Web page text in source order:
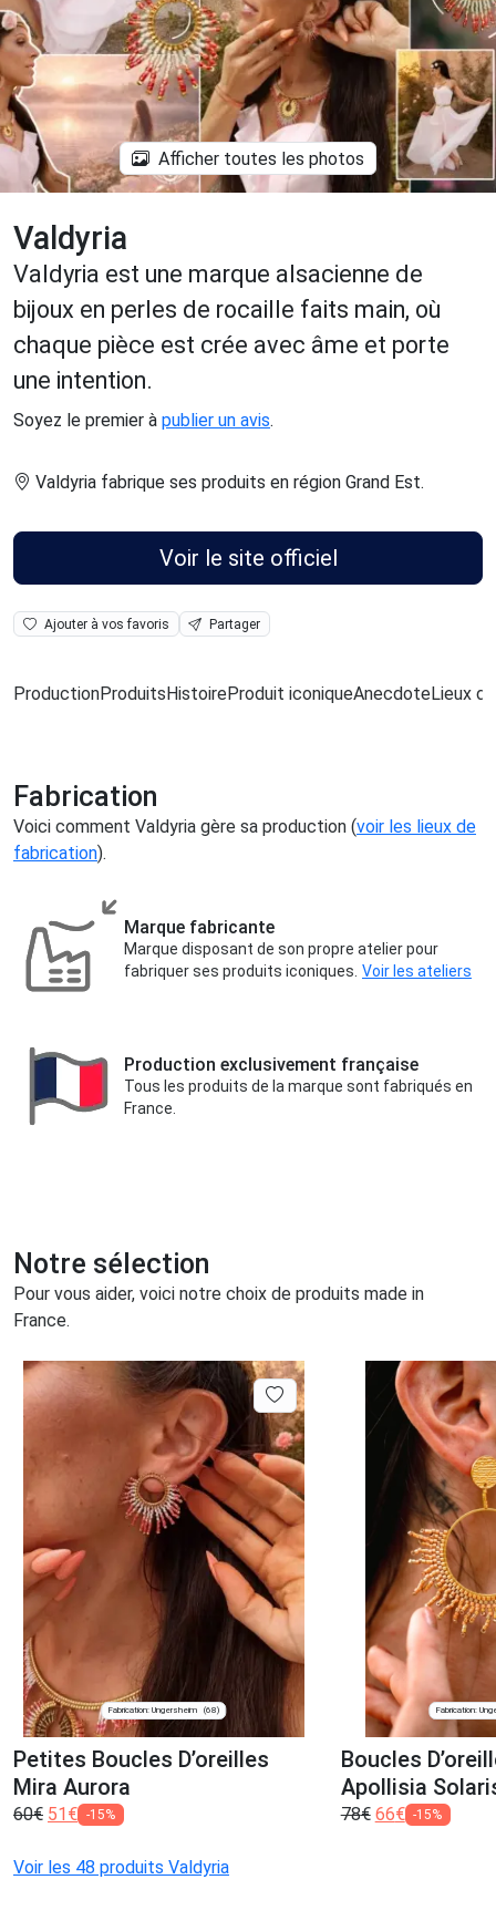
Afficher toutes les photos
Valdyria
Valdyria est une marque alsacienne de
bijoux en perles de rocaille faits main, où
chaque pièce est crée avec âme et porte
une intention.
Soyez le premier à publier un avis.
Valdyria fabrique ses produits en région Grand Est.
Voir le site officiel
Ajouter à vos favoris Partager
ProductionProduits HistoireProduit iconiqueAnecdoteLieux
Fabrication
Voici comment Valdyria gère sa production (voir les lieux de
fabrication).
Marque fabricante
Marque disposant de son propre atelier pour
fabriquer ses produits iconiques. Voir les ateliers
Production exclusivement française
Tous les produits de la marque sont fabriqués en
France.
Notre sélection
Pour vous aider, voici notre choix de produits made in
France.
Fabrication: Ungersheim (68)
Petites Boucles D’oreilles
Mira Aurora
60€ 51€ -15%
Fabrication:
Boucles
Apollisia
78€ 66€ -15%
Voir les 48 produits Valdyria